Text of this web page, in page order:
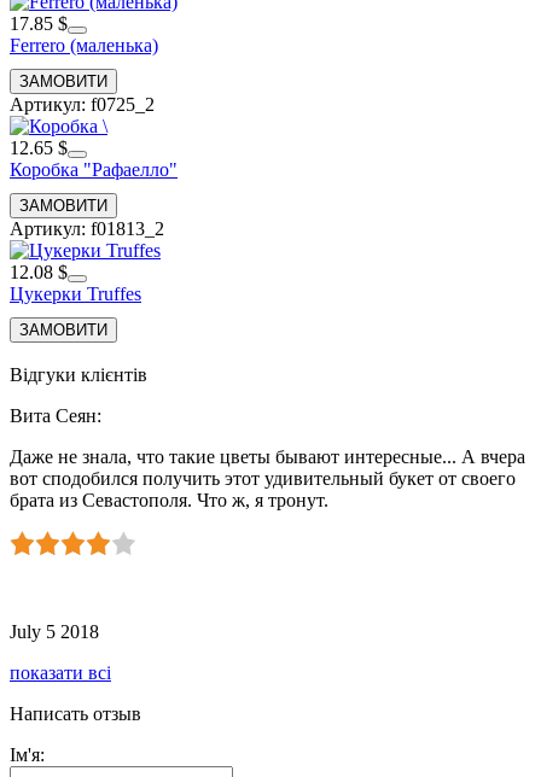
17.85 $
Ferrero (маленька)
Артикул: f0725_2
12.65 $
Коробка "Рафаелло"
Артикул: f01813_2
12.08 $
Цукерки Truffes
Відгуки клієнтів
Вита Сеян:
Даже не знала, что такие цветы бывают интересные... А вчера
вот сподобился получить этот удивительный букет от своего
брата из Севастополя. Что ж, я тронут.
July 5 2018
показати всі
Написать отзыв
Ім'я: